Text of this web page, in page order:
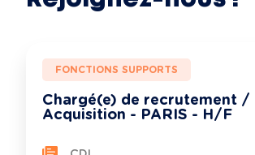
FONCTIONS SUPPORTS
Chargé(e) de recrutement /
Acquisition - PARIS - H/F